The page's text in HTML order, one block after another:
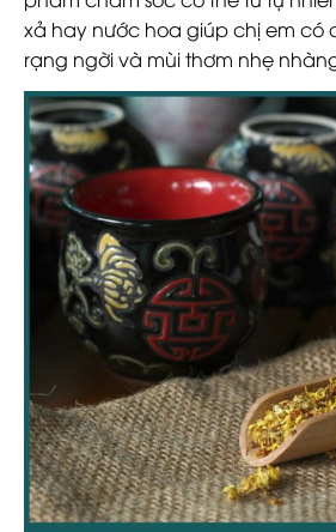
xả hay nước hoa giúp chị em có
rạng ngời và mùi thơm nhẹ